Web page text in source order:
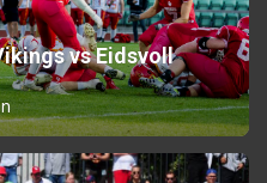
vs Eidsvoll